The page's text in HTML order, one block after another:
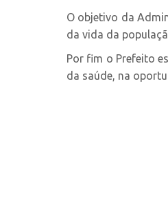
O objetivo da
da vida da
Por fim o Prefeito
da saúde, na